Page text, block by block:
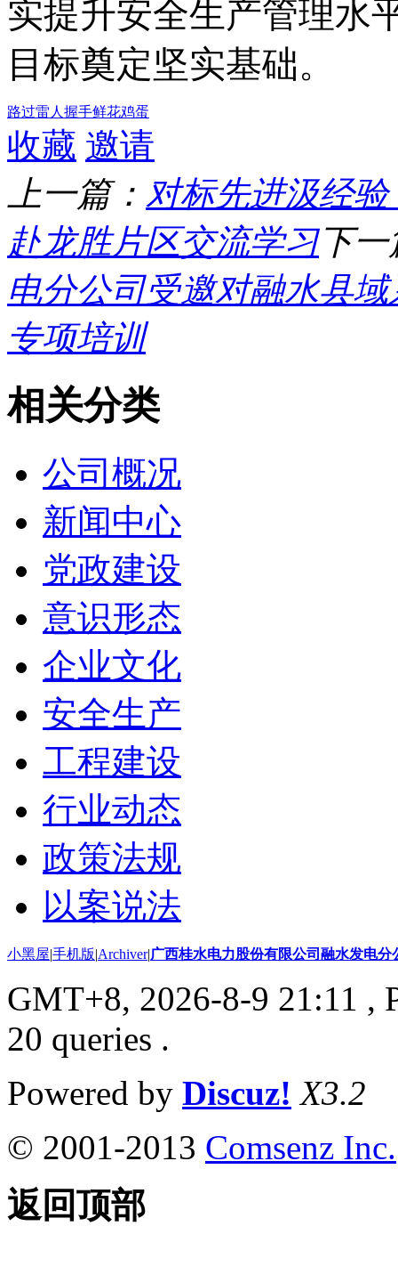
实提升安全生产管理水
目标奠定坚实基础。
路过雷人 握手鲜花鸡蛋
收藏 邀请
上一篇： 对标先进汲经
赴龙胜片区交流学习​下一
电分公司受邀对融水县
专项培训
相关分类
公司概况
新闻中心
党政建设
意识形态
企业文化
安全生产
工程建设
行业动态
政策法规
以案说法
小黑屋|手机版|Archiver|广西桂水电力股份有限公司融水发电分
GMT+8, 2026-8-9 21:11 ,
20 queries .
Powered by Discuz! X3.2
© 2001-2013 Comsenz Inc.
返回顶部